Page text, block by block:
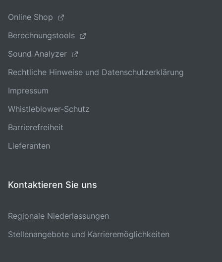
Online Shop
Berechnungstools
Sound Analyzer
Rechtliche Hinweise und Datenschutzerklärung
Impressum
Whistleblower-Schutz
Barrierefreiheit
Lieferanten
Kontaktieren Sie uns
Regionale Niederlassungen
Stellenangebote und Karrieremöglichkeiten